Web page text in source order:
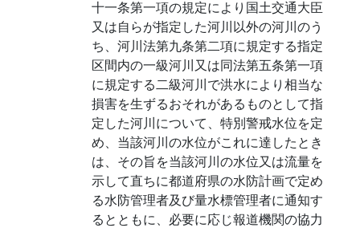
十一条第一項の規定により国土交通大臣
又は自らが指定した河川以外の河川のう
ち、河川法第九条第二項に規定する指定
区間内の一級河川又は同法第五条第一項
に規定する二級河川で洪水により相当な
損害を生ずるおそれがあるものとして指
定した河川について、特別警戒水位を定
め、当該河川の水位がこれに達したとき
は、その旨を当該河川の水位又は流量を
示して直ちに都道府県の水防計画で定め
る水防管理者及び量水標管理者に通知す
るとともに、必要に応じ報道機関の協力